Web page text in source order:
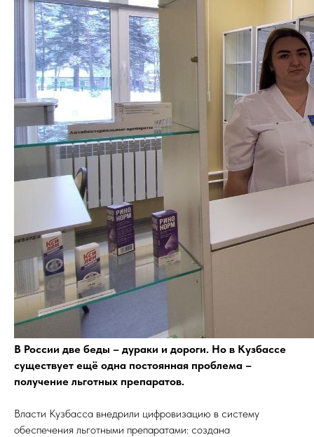
В России две беды – дураки и дороги. Но в Кузбассе
существует ещё одна постоянная проблема –
получение льготных препаратов.
Власти Кузбасса внедрили цифровизацию в систему
обеспечения льготными препаратами: создана